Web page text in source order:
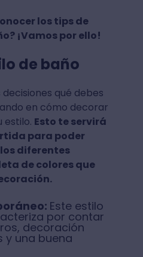
los tips de
¡Vamos por ello!
de baño
qué debes
en cómo decorar
estilo. Esto te servirá
para poder
diferentes
de colores que
Este estilo
por contar
decoración
y una buena